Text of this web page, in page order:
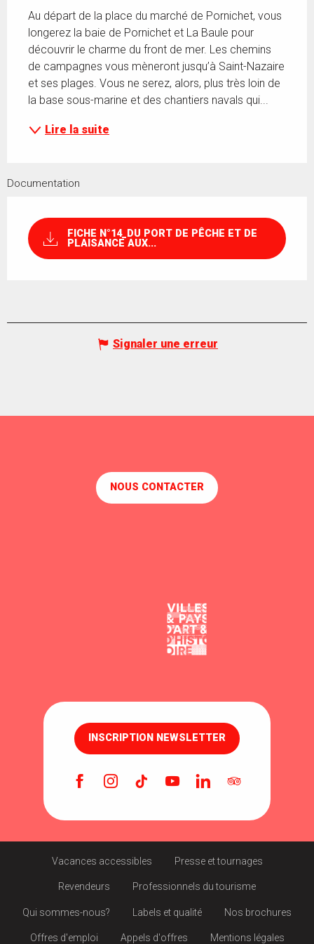
Au départ de la place du marché de Pornichet, vous
longerez la baie de Pornichet et La Baule pour
découvrir le charme du front de mer. Les chemins
de campagnes vous mèneront jusqu’à Saint-Nazaire
et ses plages. Vous ne serez, alors, plus très loin de
la base sous-marine et des chantiers navals qui...
Lire la suite
Documentation
FICHE N°14_DU PORT DE PÊCHE ET DE
PLAISANCE AUX...
Signaler une erreur
NOUS CONTACTER
INSCRIPTION NEWSLETTER
Vacances accessibles Presse et tournages
Revendeurs Professionnels du tourisme
Qui sommes-nous? Labels et qualité Nos brochures
Offres d'emploi Appels d'offres Mentions légales